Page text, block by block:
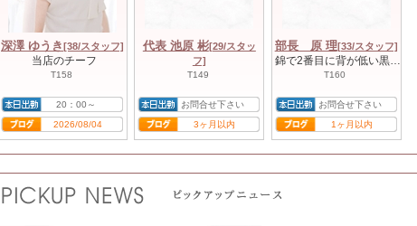
深澤 ゆうき [38/スタッフ]
当店のチーフ
T158
20：00～
2026/08/04
代表 池原 彬[29/スタッ
フ]
T149
お問合せ下さい
3ヶ月以内
部長 原 理[33/スタッフ]
錦で2番目に背が低い黒服🤪
T160
お問合せ下さい
1ヶ月以内